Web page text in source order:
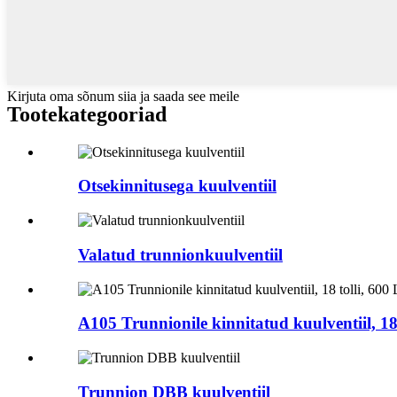
Kirjuta oma sõnum siia ja saada see meile
Tootekategooriad
Otsekinnitusega kuulventiil
Valatud trunnionkuulventiil
A105 Trunnionile kinnitatud kuulventiil,
Trunnion DBB kuulventiil